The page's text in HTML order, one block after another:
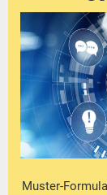
Muster-